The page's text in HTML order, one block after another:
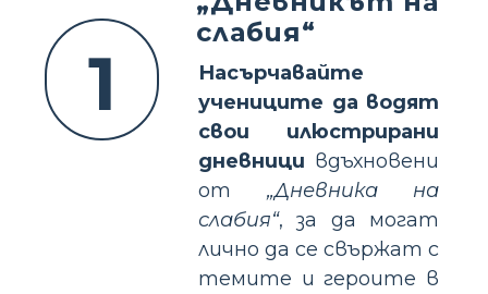
1
слабия“
Насърчавайте
учениците да водят
свои илюстрирани
дневници вдъхновени
от „Дневника на
слабия“, за да могат
лично да се свържат с
темите и героите в